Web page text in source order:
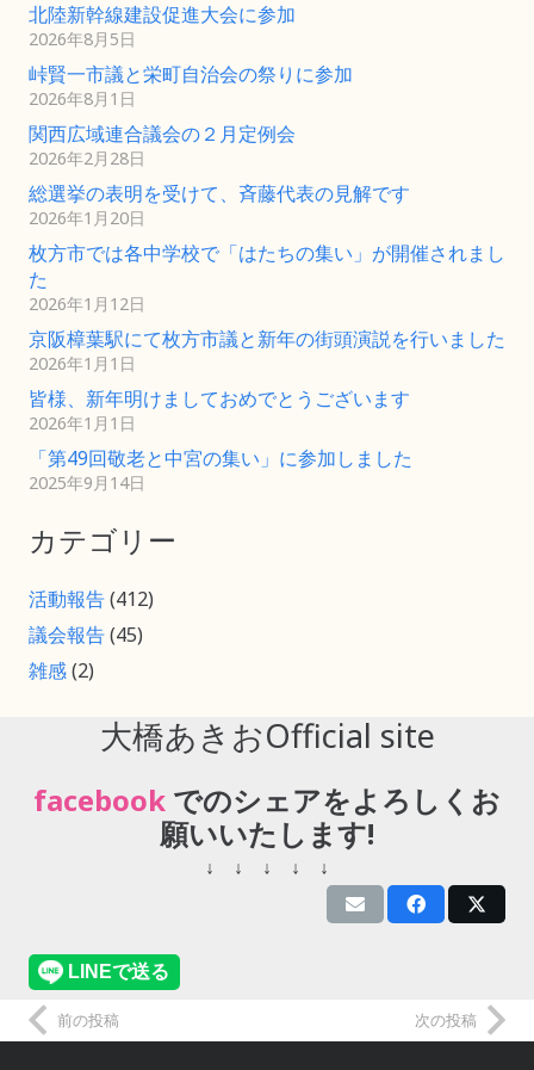
北陸新幹線建設促進大会に参加
2026年8月5日
峠賢一市議と栄町自治会の祭りに参加
2026年8月1日
関西広域連合議会の２月定例会
2026年2月28日
総選挙の表明を受けて、斉藤代表の見解です
2026年1月20日
枚方市では各中学校で「はたちの集い」が開催されまし
た
2026年1月12日
京阪樟葉駅にて枚方市議と新年の街頭演説を行いました
2026年1月1日
皆様、新年明けましておめでとうございます
2026年1月1日
「第49回敬老と中宮の集い」に参加しました
2025年9月14日
カテゴリー
活動報告(412)
議会報告(45)
雑感(2)
大橋あきおOfficial site
facebook でのシェアをよろしくお
願いいたします!
↓ ↓ ↓ ↓ ↓
前の投稿 次の投稿